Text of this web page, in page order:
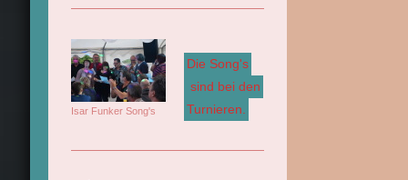
Isar Funker Song's
Die Song's
sind bei den
Turnieren.